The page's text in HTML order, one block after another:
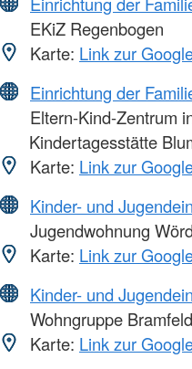
EKiZ Regenbogen
Karte: Link zur
Einrichtung der
Eltern-Kind-Zentrum
Kindertagesstätte
Karte: Link zur
Kinder- und
Jugendwohnung
Karte: Link zur
Kinder- und
Wohngruppe Bramfeld
Karte: Link zur